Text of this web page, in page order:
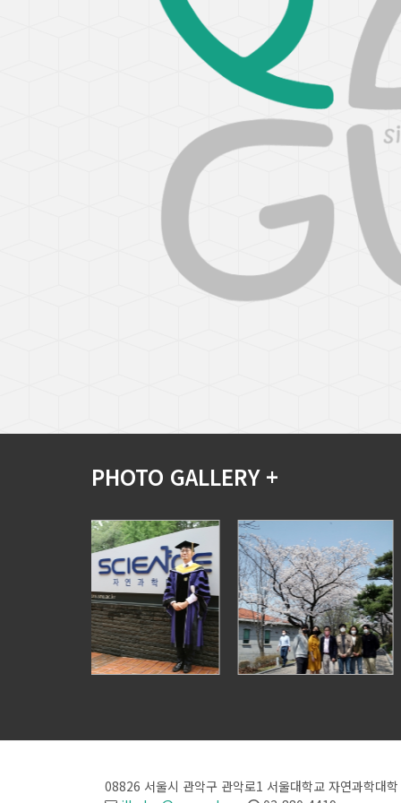
PHOTO GALLERY +
08826 서울시 관악구 관악로1 서울대학교 자연과학대